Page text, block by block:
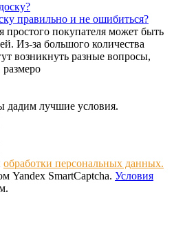
правильно и не ошибиться?
простого покупателя может быть
Из-за большого количества
возникнуть разные вопросы,
размеро
дадим лучшие условия.
обработки персональных данных.
Yandex SmartCaptcha. Условия